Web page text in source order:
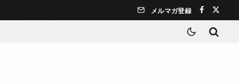
メルマガ登録